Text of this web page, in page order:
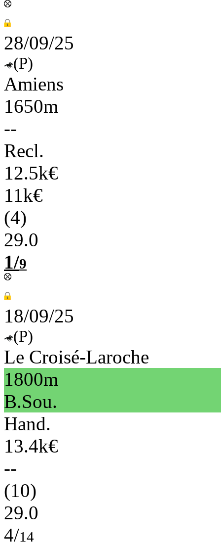
28/09/25
(P)
Amiens
1650m
--
Recl.
12.5k€
11k€
(4)
29.0
1/9
18/09/25
(P)
Le Croisé-Laroche
1800m
B.Sou.
Hand.
13.4k€
--
(10)
29.0
4/14